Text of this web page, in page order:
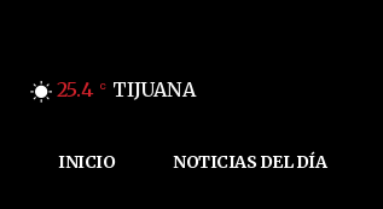
25.4 C TIJUANA
INICIO NOTICIAS DEL DÍA